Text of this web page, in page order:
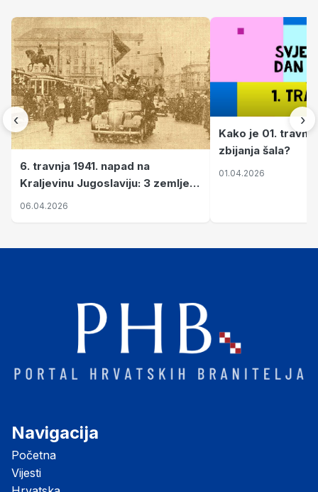
‹
6. travnja 1941. napad na
Kraljevinu Jugoslaviju: 3 zemlje
nastale njenim raspadom
06.04.2026
Kako je 01.
zbijanja šala?
01.04.2026
›
Navigacija
Početna
Vijesti